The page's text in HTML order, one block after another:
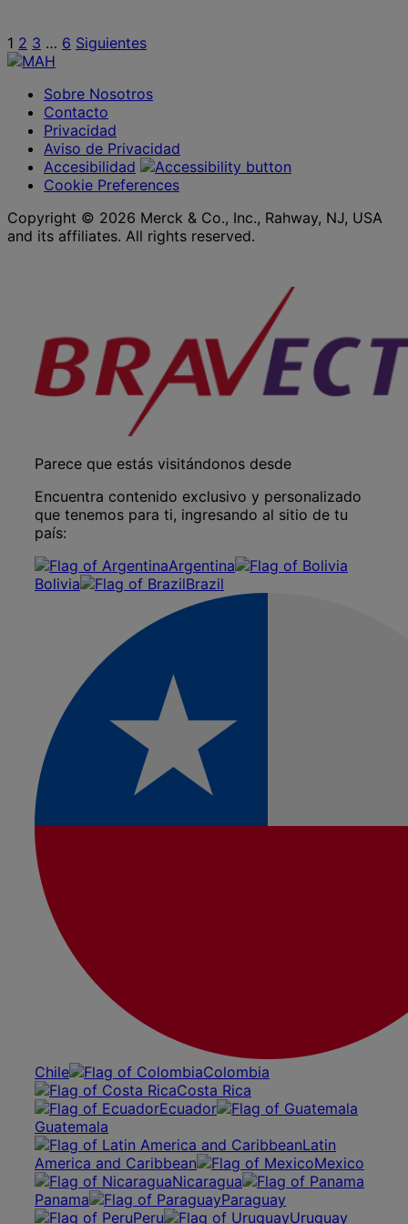
Paginación
de
entradas
1 2 3 … 6 Siguientes
Sobre Nosotros
Contacto
Privacidad
Aviso de Privacidad
Accesibilidad
Cookie Preferences
Copyright © 2026 Merck & Co., Inc., Rahway, NJ, USA
and its affiliates. All rights reserved.
Parece que estás visitándonos desde
Encuentra contenido exclusivo y personalizado
que tenemos para ti, ingresando al sitio de tu
país:
Argentina
Bolivia
Brazil
Chile
Colombia
Costa Rica
Ecuador
Guatemala
Latin
America and Caribbean
Mexico
Nicaragua
Panama
Paraguay
Peru
Uruguay